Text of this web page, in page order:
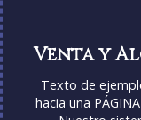
Venta y
Texto de
hacia una